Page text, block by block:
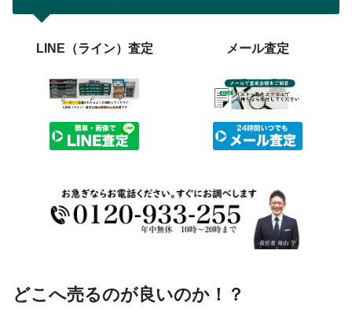
LINE（ライン）査定 メール査定
どこへ売るのが良いのか！？